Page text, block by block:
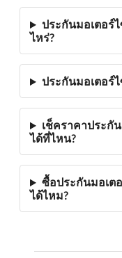
ประกันมอเตอร์
ไหร่?
ประกันมอเตอร์
เช็คราคาประกั
ได้ที่ไหน?
ซื้อประกันมอเต
ได้ไหม?